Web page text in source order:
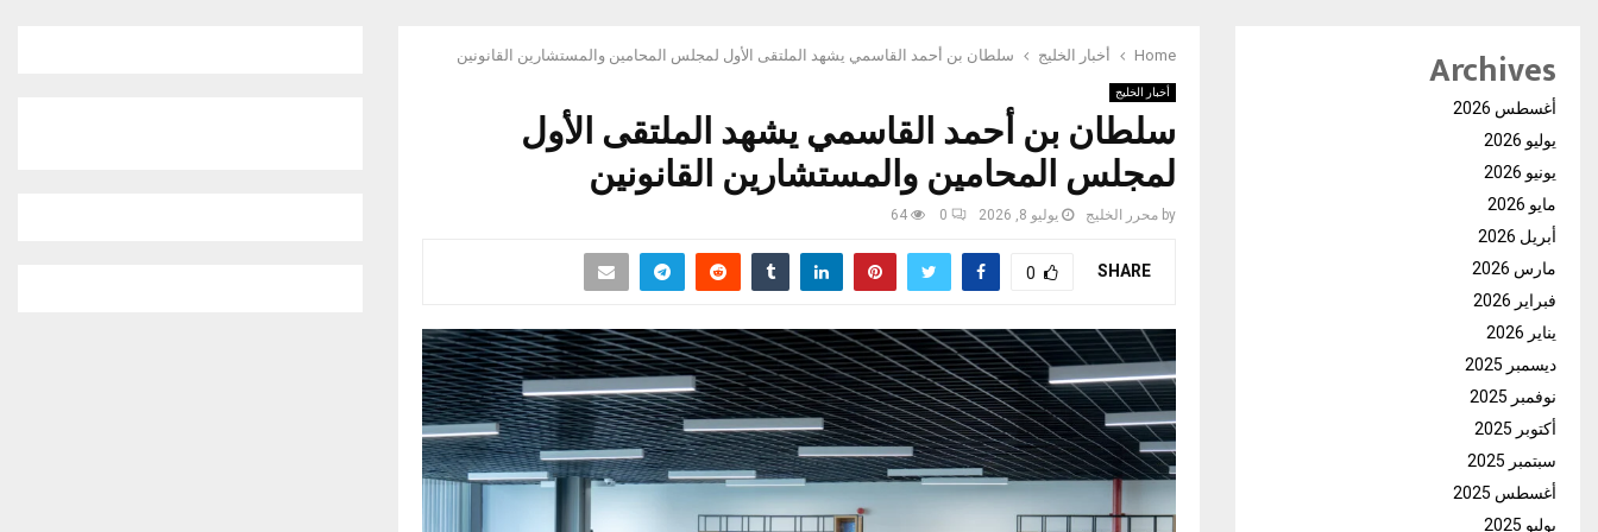
Home أخبار الخليج سلطان بن أحمد القاسمي يشهد الملتقى الأول لمجلس المحامين والمستشارين القانونين
أخبار الخليج
سلطان بن أحمد القاسمي يشهد الملتقى الأول
لمجلس المحامين والمستشارين القانونين
by محرر الخليج يوليو 8, 2026 0
64
SHARE
0
Archives
أغسطس 2026
يوليو 2026
يونيو 2026
مايو 2026
أبريل 2026
مارس 2026
فبراير 2026
يناير 2026
ديسمبر 2025
نوفمبر 2025
أكتوبر 2025
سبتمبر 2025
أغسطس 2025
يوليو 2025